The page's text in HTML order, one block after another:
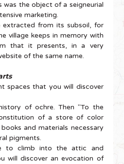
was the object of a seigneurial
marketing.
from its subsoil, for
village keeps in memory with
that it presents, in a very
of the same name.
spaces that you will discover
of ochre. Then "To the
of a store of color
and materials necessary
pigments.
to climb into the attic and
will discover an evocation of